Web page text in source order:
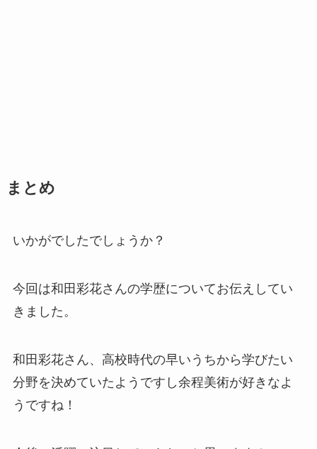
まとめ
いかがでしたでしょうか？
今回は和田彩花さんの学歴についてお伝えしてい
きました。
和田彩花さん、高校時代の早いうちから学びたい
分野を決めていたようですし余程美術が好きなよ
うですね！